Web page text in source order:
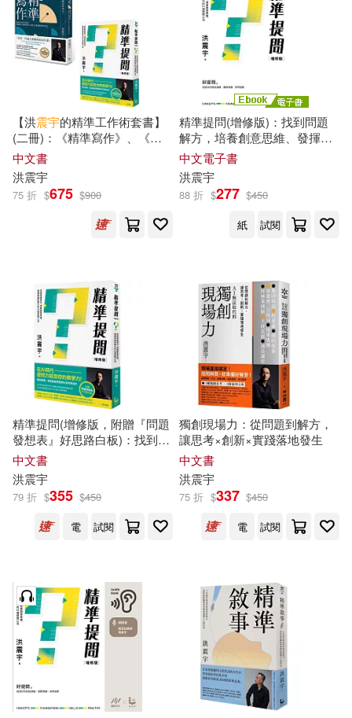
徐慧怡(1)
曾元耀(1)
李俊毅(1) 李敏勇(1)
李明璁(1) 林媛玉(1)
栗光(1)
楊瑪利、李明軒、洪震宇等(1)
沈新平，施勇，劉曉群，宋平，欒
震宇，趙文剛等(1)
河凡植(1)
王冠雄(1) 王樂生(1)
王震宇(1) 申佩璜(1)
葉亞薇(1)
謝子涵(1) 謝雲嬌(1)
郭珮甄(1)
五南(1) 四川文藝出版社(1)
國家發展委員會(1)
天下文化(1)
屏東縣政府文化局(1)
農業部(1) 鏡好聽(1)
可港澳店取(37)
可新加坡店取(37)
可菲律賓店取(37)
適合平板閱讀(1)
其他 (可複選)
現在可購買商品(34)
作者/演唱/譯/編/繪(51)
價格
範圍
-
【洪震宇的精準工作術套書】
(二冊)：《精準寫作》、《精
準提問》
中文書
洪震宇
75 折 $675 $900
精準提問(增修版)：找到問題
解方，培養創意思維、發揮專
業影響力的16個提問心法 (電
子書)
中文電子書
洪震宇
88 折 $277 $450
紙
試閱
精準提問(增修版，附贈『問題
發想表』好思路白板)：找到問
題解方，培養創意思維、發揮
專業影響力的16個提問心法
中文書
洪震宇
79 折 $355 $450
電
試閱
獨創現場力：從問題到解方，
讓思考×創新×實踐落地發生
中文書
洪震宇
75 折 $337 $450
電
試閱